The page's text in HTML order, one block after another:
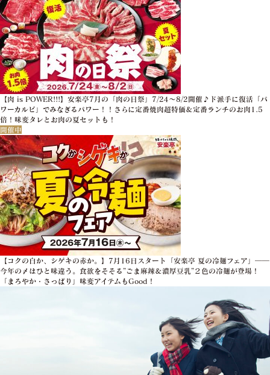
【肉 is POWER!!!】安楽亭7月の「肉の日祭」7/24～8/2開催♪ド派手に復活「パ
ワーカルビ」でみなぎるパワー！！さらに定番焼肉超特価＆定番ランチのお肉1.5
倍！味変タレとお肉の夏セットも！
開催中
【コクの白か、シゲキの赤か。】7月16日スタート「安楽亭 夏の冷麺フェア」――
今年の〆はひと味違う。食欲をそそる”ごま麻辣＆濃厚豆乳”２色の冷麺が登場！
「まろやか・さっぱり」味変アイテムもGood！